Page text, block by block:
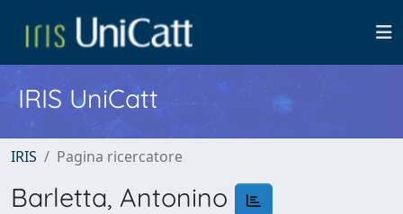
IRIS UniCatt
IRIS Pagina ricercatore
Barletta, Antonino